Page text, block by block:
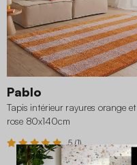
Pablo
Tapis intérieur rayures orange et
rose 80x140cm
5 (1)
49,99 €